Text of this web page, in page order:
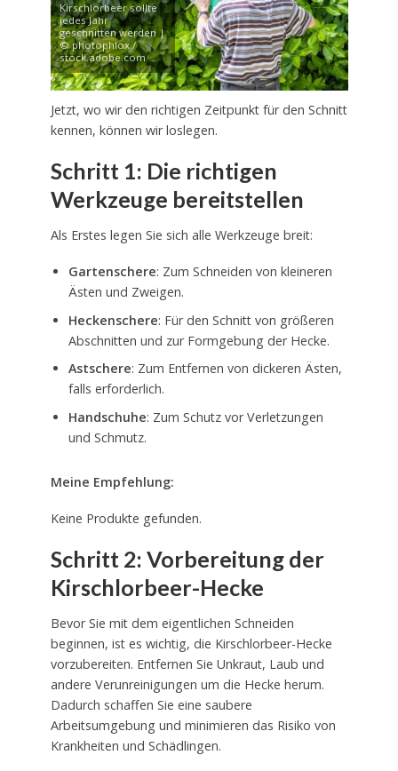
Kirschlorbeer sollte
jedes Jahr
geschnitten werden |
© photophlox /
stock.adobe.com
Jetzt, wo wir den richtigen Zeitpunkt für den Schnitt
kennen, können wir loslegen.
Schritt 1: Die richtigen
Werkzeuge bereitstellen
Als Erstes legen Sie sich alle Werkzeuge breit:
Gartenschere: Zum Schneiden von kleineren
Ästen und Zweigen.
Heckenschere: Für den Schnitt von größeren
Abschnitten und zur Formgebung der Hecke.
Astschere: Zum Entfernen von dickeren Ästen,
falls erforderlich.
Handschuhe: Zum Schutz vor Verletzungen
und Schmutz.
Meine Empfehlung:
Keine Produkte gefunden.
Schritt 2: Vorbereitung der
Kirschlorbeer-Hecke
Bevor Sie mit dem eigentlichen Schneiden
beginnen, ist es wichtig, die Kirschlorbeer-Hecke
vorzubereiten. Entfernen Sie Unkraut, Laub und
andere Verunreinigungen um die Hecke herum.
Dadurch schaffen Sie eine saubere
Arbeitsumgebung und minimieren das Risiko von
Krankheiten und Schädlingen.